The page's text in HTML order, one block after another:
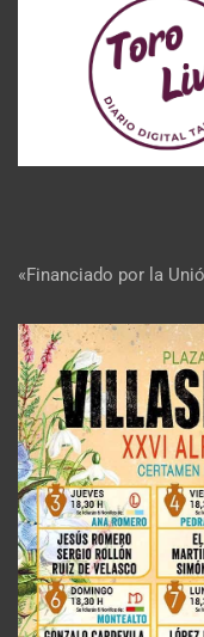
«Financiado por la